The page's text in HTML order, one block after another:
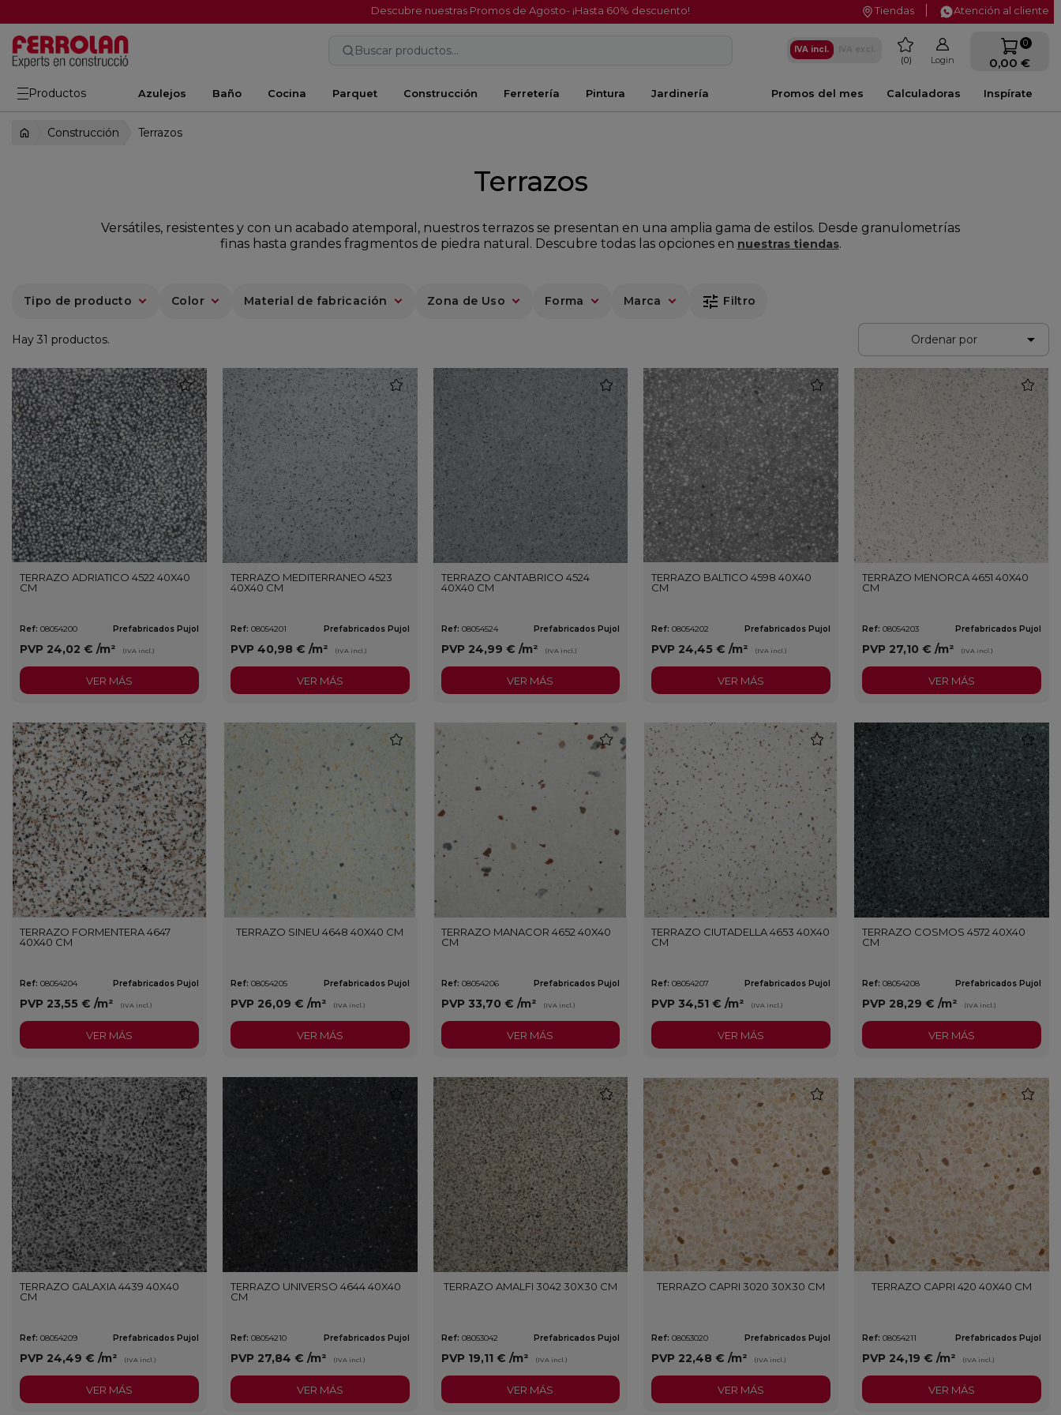
Descubre nuestras Promos de Agosto- ¡Hasta 60% descuento! Tiendas Atención al cliente
Buscar productos... IVA incl. favorite
0 Login
0
0,00 €
Productos Azulejos Baño Cocina Parquet Construcción Ferretería Pintura Jardinería Inspírate
Calculadoras
Promos del mes
Construcción Terrazos
Terrazos
Versátiles, resistentes y con un acabado atemporal, nuestros terrazos se presentan en una amplia gama de estilos. Desde granulometrías
finas hasta grandes fragmentos de piedra natural. Descubre todas las opciones en nuestras tiendas.
Tipo de producto Color Material de fabricación Zona de Uso Forma Marca tune Filtro
Hay 31 productos. Ordenar por 
TERRAZO ADRIATICO 4522 40X40
CM
Ref: 08054200 Prefabricados Pujol
PVP 24,02 € /m² (IVA incl.)
favorite
VER MÁS
TERRAZO MEDITERRANEO 4523
40X40 CM
Ref: 08054201 Prefabricados Pujol
PVP 40,98 € /m² (IVA incl.)
favorite
VER MÁS
TERRAZO CANTABRICO 4524
40X40 CM
Ref: 08054524 Prefabricados Pujol
PVP 24,99 € /m² (IVA incl.)
favorite
VER MÁS
TERRAZO BALTICO 4598 40X40
CM
Ref: 08054202 Prefabricados Pujol
PVP 24,45 €/m² (IVA incl.)
favorite
VER MÁS
TERRAZO MENORCA 4651 40X40
CM
Ref: 08054203 Prefabricados Pujol
PVP 27,10 €/m² (IVA incl.)
favorite
VER MÁS
TERRAZO FORMENTERA 4647
40X40 CM
Ref: 08054204 Prefabricados Pujol
PVP 23,55 € /m² (IVA incl.)
favorite
VER MÁS
TERRAZO SINEU 4648 40X40 CM
Ref: 08054205 Prefabricados Pujol
PVP 26,09 € /m² (IVA incl.)
favorite
VER MÁS
TERRAZO MANACOR 4652 40X40
CM
Ref: 08054206 Prefabricados Pujol
PVP 33,70 € /m² (IVA incl.)
favorite
VER MÁS
TERRAZO CIUTADELLA 4653 40X40
CM
Ref: 08054207 Prefabricados Pujol
PVP 34,51 €/m² (IVA incl.)
favorite
VER MÁS
TERRAZO COSMOS 4572 40X40
CM
Ref: 08054208 Prefabricados Pujol
PVP 28,29 €/m² (IVA incl.)
favorite
VER MÁS
TERRAZO GALAXIA 4439 40X40
CM
Ref: 08054209 Prefabricados Pujol
PVP 24,49 € /m² (IVA incl.)
favorite
VER MÁS
TERRAZO UNIVERSO 4644 40X40
CM
Ref: 08054210 Prefabricados Pujol
PVP 27,84 € /m² (IVA incl.)
favorite
VER MÁS
TERRAZO AMALFI 3042 30X30 CM
Ref: 08053042 Prefabricados Pujol
PVP 19,11 € /m² (IVA incl.)
favorite
VER MÁS
TERRAZO CAPRI 3020 30X30 CM
Ref: 08053020 Prefabricados Pujol
PVP 22,48 €/m² (IVA incl.)
favorite
VER MÁS
TERRAZO CAPRI 420 40X40 CM
Ref: 08054211 Prefabricados Pujol
PVP 24,19 €/m² (IVA incl.)
favorite
VER MÁS